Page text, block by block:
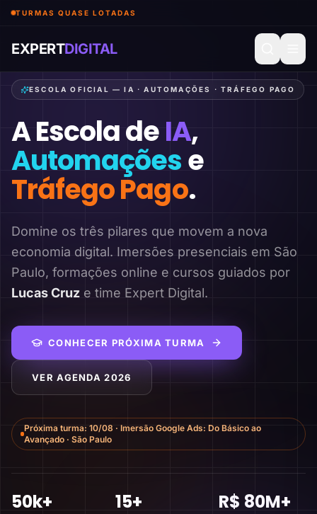
TURMAS QUASE LOTADAS
EXPERTDIGITAL
ESCOLA OFICIAL — IA · AUTOMAÇÕES · TRÁFEGO PAGO
A Escola deIA,
Automaçõese
Tráfego Pago.
Domine os três pilares que movem a nova
economia digital. Imersões presenciais em São
Paulo, formações online e cursos guiados por
Lucas Cruz e time Expert Digital.
CONHECER PRÓXIMA TURMA
VER AGENDA 2026
Próxima turma: 10/08 · Imersão Google Ads: Do Básico ao
Avançado · São Paulo
50k+ 15+ R$ 80M+